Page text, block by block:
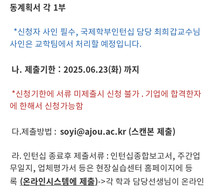
동계획서 각 1부
*신청자 사인 필수, 국제학부인턴십 담당 최희갑교수님
사인은 교학팀에서 처리할 예정입니다.
나. 제출기한 : 2025.06.23(화) 까지
*신청기한에 서류 미제출시 신청 불가 . 기업에 합격한자
에 한해서 신청가능함
다.제출방법 : soyi@ajou.ac.kr (스캔본 제출)
라. 인턴십 종료후 제출서류 : 인턴십종합보고서, 주간업
무일지, 업체평가서 등은 현장실습센터 홈페이지에 등
록 (온라인시스템에 제출)->각 학과 담당선생님이 온라인